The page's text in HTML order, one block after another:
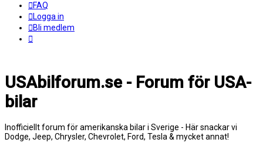
FAQ
Logga in
Bli medlem
USAbilforum.se - Forum för USA-
bilar
Inofficiellt forum för amerikanska bilar i Sverige - Här snackar vi
Dodge, Jeep, Chrysler, Chevrolet, Ford, Tesla & mycket annat!